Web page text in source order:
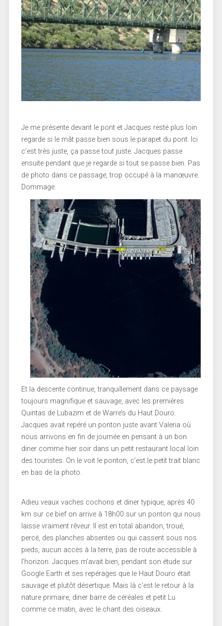
Je me présente devant le pont et Jacques resté plus loin
regarde si le mât passe bien sous le parapet du pont. Ici
c’est très juste, ça passe tout juste. Jacques passe
ensuite pendant que je regarde si tout se passe bien. Pas
de photo dans ce passage, trop occupé à la manœuvre.
Dommage.
Et la descente continue, tranquillement dans ce paysage
toujours magnifique et sauvage, avec les premières
Quintas de Lubazim et de Warre’s du Haut Douro.
Jacques avait repéré un ponton juste avant Valeria où
nous arrivons en fin de journée en pensant à un bon
diner comme hier soir dans un petit restaurant local loin
des touristes. On le voit le ponton, c’est le petit trait blanc
en bas de la photo.
Adieu veaux vaches cochons et diner typique, après 40
km sur ce bief on arrive à 18h00 sur un ponton qui nous
laisse vraiment rêveur. Il est en total abandon, troué,
percé, des planches absentes ou qui cassent sous nos
pieds, aucun accès à la terre, pas de route accessible à
l’horizon. Jacques m’avait bien, pendant son étude sur
Google Earth et ses repérages que le Haut Douro était
sauvage et plutôt désertique. Mais là c’est le retour à la
nature primaire, diner barre de céréales et petit Lu
comme ce matin, avec le chant des oiseaux.